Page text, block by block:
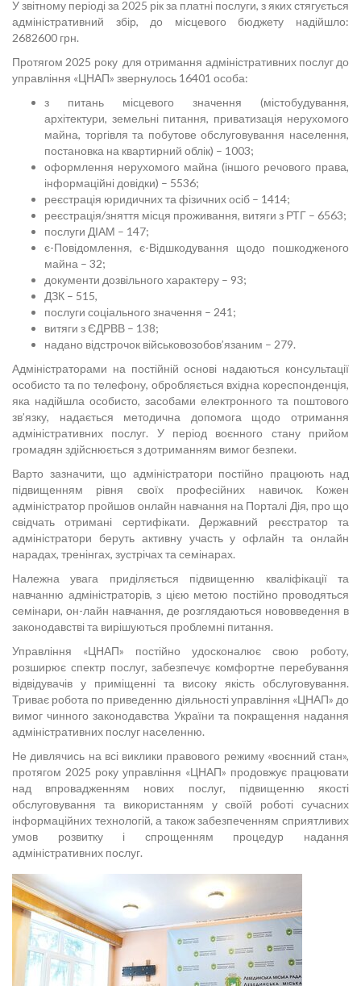
У звітному періоді за 2025 рік за платні послуги, з яких стягується
адміністративний збір, до місцевого бюджету надійшло:
2682600 грн.
Протягом 2025 року для отримання адміністративних послуг до
управління «ЦНАП» звернулось 16401 особа:
з питань місцевого значення (містобудування,
архітектури, земельні питання, приватизація нерухомого
майна, торгівля та побутове обслуговування населення,
постановка на квартирний облік) – 1003;
оформлення нерухомого майна (іншого речового права,
інформаційні довідки) – 5536;
реєстрація юридичних та фізичних осіб – 1414;
реєстрація/зняття місця проживання, витяги з РТГ – 6563;
послуги ДІАМ – 147;
є-Повідомлення, є-Відшкодування щодо пошкодженого
майна – 32;
документи дозвільного характеру – 93;
ДЗК – 515,
послуги соціального значення – 241;
витяги з ЄДРВВ – 138;
надано відстрочок військовозобов’язаним – 279.
Адміністраторами на постійній основі надаються консультації
особисто та по телефону, обробляється вхідна кореспонденція,
яка надійшла особисто, засобами електронного та поштового
зв’язку, надається методична допомога щодо отримання
адміністративних послуг. У період воєнного стану прийом
громадян здійснюється з дотриманням вимог безпеки.
Варто зазначити, що адміністратори постійно працюють над
підвищенням рівня своїх професійних навичок. Кожен
адміністратор пройшов онлайн навчання на Порталі Дія, про що
свідчать отримані сертифікати. Державний реєстратор та
адміністратори беруть активну участь у офлайн та онлайн
нарадах, тренінгах, зустрічах та семінарах.
Належна увага приділяється підвищенню кваліфікації та
навчанню адміністраторів, з цією метою постійно проводяться
семінари, он-лайн навчання, де розглядаються нововведення в
законодавстві та вирішуються проблемні питання.
Управління «ЦНАП» постійно удосконалює свою роботу,
розширює спектр послуг, забезпечує комфортне перебування
відвідувачів у приміщенні та високу якість обслуговування.
Триває робота по приведенню діяльності управління «ЦНАП» до
вимог чинного законодавства України та покращення надання
адміністративних послуг населенню.
Не дивлячись на всі виклики правового режиму «воєнний стан»,
протягом 2025 року управління «ЦНАП» продовжує працювати
над впровадженням нових послуг, підвищенню якості
обслуговування та використанням у своїй роботі сучасних
інформаційних технологій, а також забезпеченням сприятливих
умов розвитку і спрощенням процедур надання
адміністративних послуг.